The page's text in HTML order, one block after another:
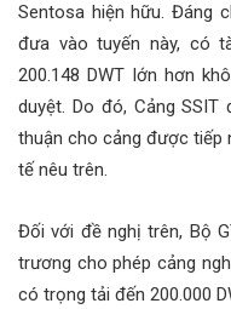
Sentosa hiện hữu. Đáng
đưa vào tuyến này, có
200.148 DWT lớn hơn
duyệt. Do đó, Cảng
thuận cho cảng được tiếp
tế nêu trên.
Đối với đề nghị trên, Bộ
trương cho phép cảng
có trọng tải đến 200.000